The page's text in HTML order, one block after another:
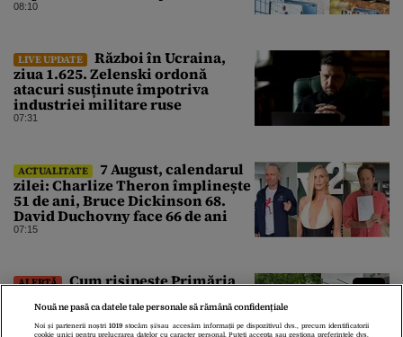
08:10
LIVE UPDATE
Război în Ucraina,
ziua 1.625. Zelenski ordonă
atacuri susținute împotriva
industriei militare ruse
07:31
ACTUALITATE
7 August, calendarul
zilei: Charlize Theron împlinește
51 de ani, Bruce Dickinson 68.
David Duchovny face 66 de ani
07:15
ALERTĂ
Cum risipește Primăria
plină criză financiară a societății
de transport
Nouă ne pasă ca datele tale personale să rămână confidențiale
Noi și partenerii noștri1019 stocăm și/sau accesăm informații pe dispozitivul dvs., precum identificatorii
cookie unici pentru prelucrarea datelor cu caracter personal. Puteți accepta sau gestiona preferințele dvs.